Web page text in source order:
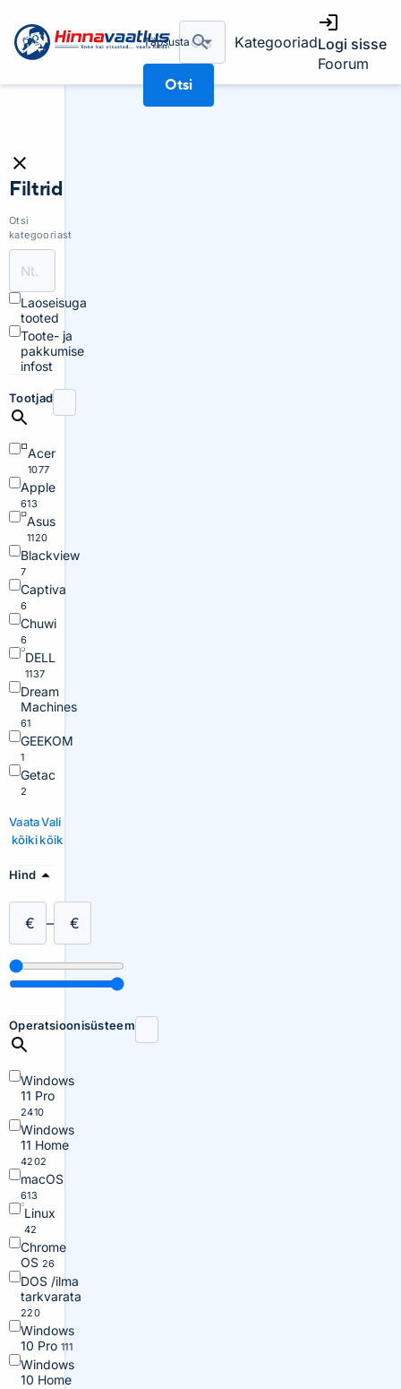
Täpsusta
Otsi
KategooriadLogi sisse
Foorum
Filtrid
Otsi
kategooriast
Laoseisuga
tooted
Toote- ja
pakkumise
infost
Tootjad
Acer
1077
Apple
613
Asus
1120
Blackview
7
Captiva
6
Chuwi
6
DELL
1137
Dream
Machines
61
GEEKOM
1
Getac
2
Vaata
kõiki
Vali
kõik
Hind
€ – €
Operatsioonisüsteem
Windows
11 Pro
2410
Windows
11 Home
4202
macOS
613
Linux
42
Chrome
OS 26
DOS /ilma
tarkvarata
220
Windows
10 Pro 111
Windows
10 Home